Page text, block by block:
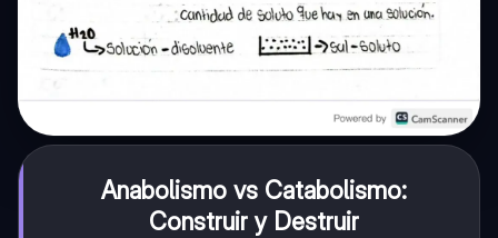
Anabolismo vs Catabolismo:
Construir y Destruir